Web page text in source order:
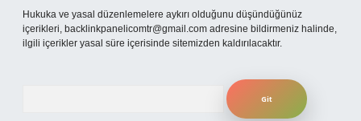
Hukuka ve yasal düzenlemelere aykırı olduğunu düşündüğünüz
içerikleri, backlinkpanelicomtr@gmail.com adresine bildirmeniz halinde,
ilgili içerikler yasal süre içerisinde sitemizden kaldırılacaktır.